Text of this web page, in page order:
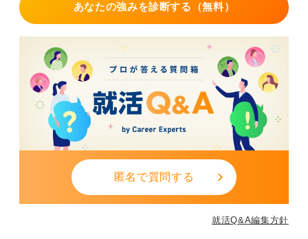
あなたの強みを診断する（無料）
匿名で質問する
就活Q&A編集方針